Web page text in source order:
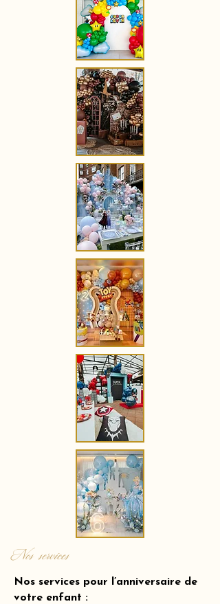
Nos services
Nos services pour l’anniversaire de
votre enfant :